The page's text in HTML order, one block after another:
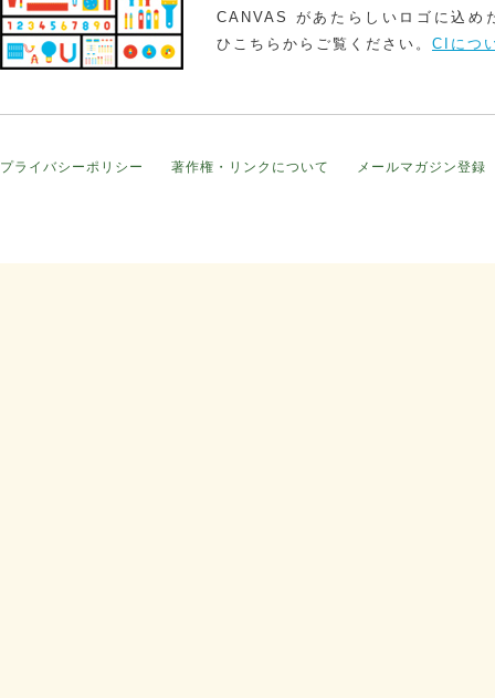
CANVAS があたらしいロゴに込め
ひこちらからご覧ください。 CIにつ
プライバシーポリシー 著作権・リンクについて メールマガジン登録